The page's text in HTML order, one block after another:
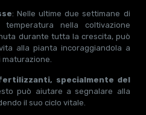
: Nelle ultime due settimane di
nella coltivazione
durante tutta la crescita, può
alla pianta incoraggiandola a
maturazione.
specialmente del
può aiutare a segnalare alla
il suo ciclo vitale.